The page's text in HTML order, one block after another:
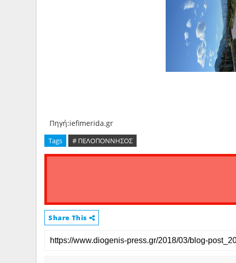
Πηγή:iefimerida.gr
Tags # ΠΕΛΟΠΟΝΝΗΣΟΣ
Share This